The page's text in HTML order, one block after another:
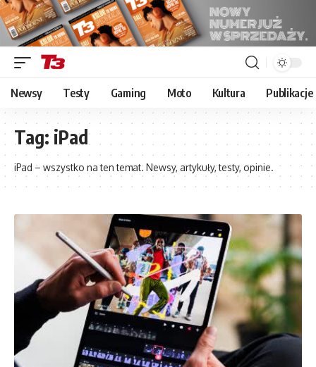
Newsy Testy Gaming Moto Kultura Publikacje
Tag: iPad
iPad – wszystko na ten temat. Newsy, artykuły, testy, opinie.